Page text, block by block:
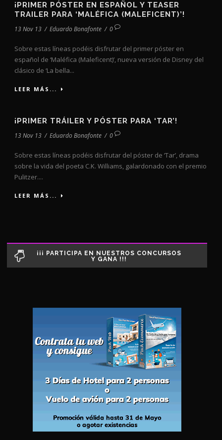
¡PRIMER PÓSTER EN ESPAÑOL Y TEASER
TRAILER PARA ‘MALÉFICA (MALEFICENT)’!
13 Nov 13 / Eduardo Bonafonte / 0
Sobre estas líneas podéis disfrutar del primer póster en
español de ‘Maléfica (Maleficent)’, nueva versión de Disney del
clásico de ‘La bella...
LEER MÁS...
¡PRIMER TRÁILER Y PÓSTER PARA ‘TAR’!
13 Nov 13 / Eduardo Bonafonte / 0
Sobre estas líneas podéis disfrutar del póster de ‘Tar’, drama
sobre la vida del poeta C.K. Williams, galardonado con el premio
Pulitzer....
LEER MÁS...
¡¡¡ PARTICIPA EN NUESTROS CONCURSOS
Y GANA !!!